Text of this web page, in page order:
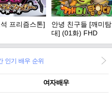
프리즘스톤]
안녕 친구들 [깨미
대] (01화) FHD
인기 배우 순위
여자배우